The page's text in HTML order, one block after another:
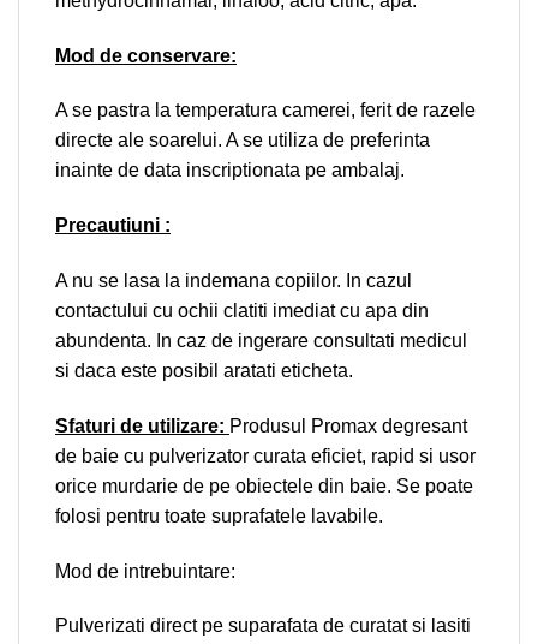
Mod de conservare:
A se pastra la temperatura camerei, ferit de razele
directe ale soarelui. A se utiliza de preferinta
inainte de data inscriptionata pe ambalaj.
Precautiuni :
A nu se lasa la indemana copiilor. In cazul
contactului cu ochii clatiti imediat cu apa din
abundenta. In caz de ingerare consultati medicul
si daca este posibil aratati eticheta.
Sfaturi de utilizare: Produsul Promax degresant
de baie cu pulverizator curata eficiet, rapid si usor
orice murdarie de pe obiectele din baie. Se poate
folosi pentru toate suprafatele lavabile.
Mod de intrebuintare:
Pulverizati direct pe suparafata de curatat si lasiti